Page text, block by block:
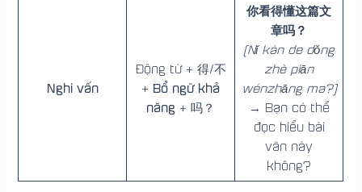
Nghi vấn
Động từ + 得/不
+ Bổ ngữ khả
năng + 吗？
你看得懂这篇文
章吗？
(Nǐ kàn de dǒng
zhè piān
wénzhāng ma?)
→ Bạn có thể
đọc hiểu bài
văn này
không?